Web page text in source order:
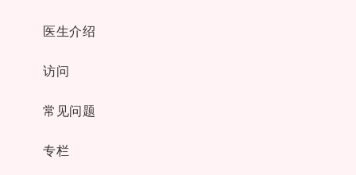
医生介绍
访问
常见问题
专栏